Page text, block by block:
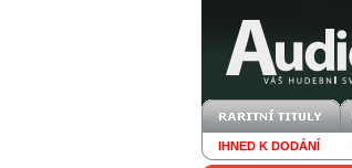
IHNED K DODÁNÍ